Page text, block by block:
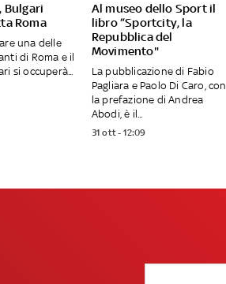
Bulgari
Roma
una delle
di Roma e il
si occuperà...
Al museo dello Sport il
libro “Sportcity, la
Repubblica del
Movimento"
La pubblicazione di Fabio
Pagliara e Paolo Di Caro, con
la prefazione di Andrea
Abodi, è il...
31 ott - 12:09